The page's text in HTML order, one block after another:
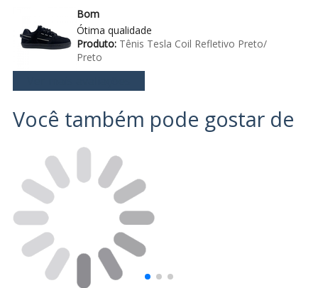
Bom
Ótima qualidade
Produto:Tênis Tesla Coil Refletivo Preto/
Preto
Você também pode gostar de